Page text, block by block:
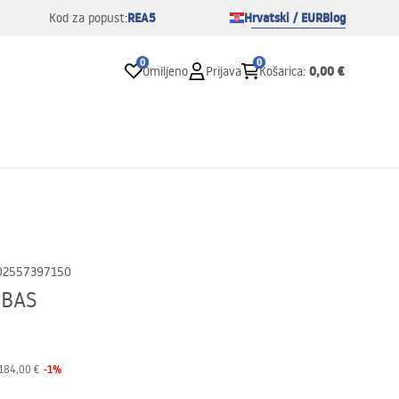
Kod za popust:REA5 Hrvatski / EURBlog
0
Omiljeno Prijava
0
Košarica: 0,00 €
€ -1%